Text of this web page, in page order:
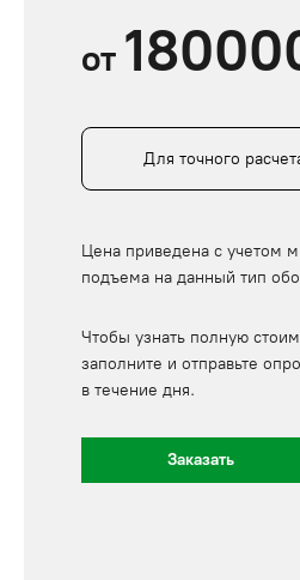
от
Для точного
Цена приведена с учетом
подъема на данный тип
Чтобы узнать полную
заполните и отправьте
в течение дня.
Заказать